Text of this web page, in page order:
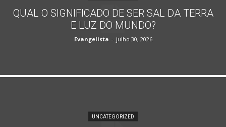
QUAL O SIGNIFICADO DE SER SAL DA TERRA
E LUZ DO MUNDO?
Evangelista - julho 30, 2026
UNCATEGORIZED